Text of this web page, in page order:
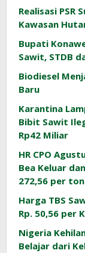
Realisasi
Kawasan
Bupati
Sawit, STDB
Biodiesel
Baru
Karantina
Bibit Sawit
Rp42 Miliar
HR CPO
Bea Keluar
272,56 per ton
Harga TBS
Rp. 50,56 per
Nigeria
Belajar dari